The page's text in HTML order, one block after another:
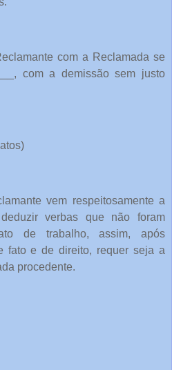
com a Reclamada se
com a demissão sem justo
vem respeitosamente a
verbas que não foram
de trabalho, assim, após
fato e de direito, requer seja a
procedente.